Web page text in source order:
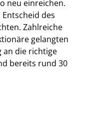
neu einreichen.
des
Zahlreiche
gelangten
an die richtige
bereits rund 30